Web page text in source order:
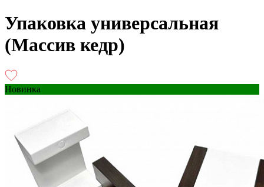
Упаковка универсальная
(Массив кедр)
Новинка